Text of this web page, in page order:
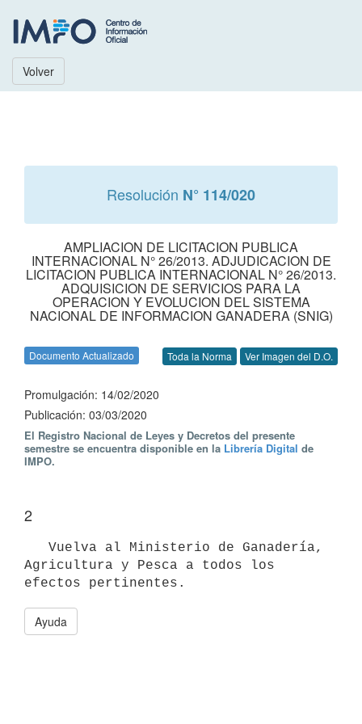
Volver
Resolución N° 114/020
AMPLIACION DE LICITACION PUBLICA
INTERNACIONAL N° 26/2013. ADJUDICACION DE
LICITACION PUBLICA INTERNACIONAL N° 26/2013.
ADQUISICION DE SERVICIOS PARA LA
OPERACION Y EVOLUCION DEL SISTEMA
NACIONAL DE INFORMACION GANADERA (SNIG)
Documento Actualizado Toda la Norma Ver Imagen del D.O.
Promulgación: 14/02/2020
Publicación: 03/03/2020
El Registro Nacional de Leyes y Decretos del presente
semestre se encuentra disponible en la Librería Digital de
IMPO.
2
Agricultura y Pesca a todos los
Ayuda